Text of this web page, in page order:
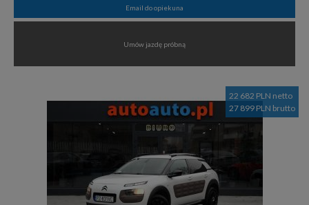
Email do opiekuna
Umów jazdę próbną
22 682 PLN netto
27 899 PLN brutto